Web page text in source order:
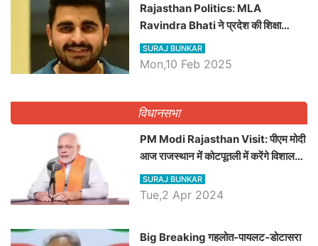
Rajasthan Politics: MLA
Ravindra Bhati ने प्रदेश की शिक्षा
व्यवस्था पर उठाए सवाल, Madan
Dilawar पर हमला करते हुए गिनवाये खाली
SURAJ BUNKAR
Mon,10 Feb 2025
विधानसभा
PM Modi Rajasthan Visit: पीएम मोदी
आज राजस्थान में कोटपूतली में करेंगे विशाल
रैली, एक सभा से 8 सीटों पर साधेगें निशाना
SURAJ BUNKAR
Tue,2 Apr 2024
Big Breaking गहलोत-पायलट-डोटासरा